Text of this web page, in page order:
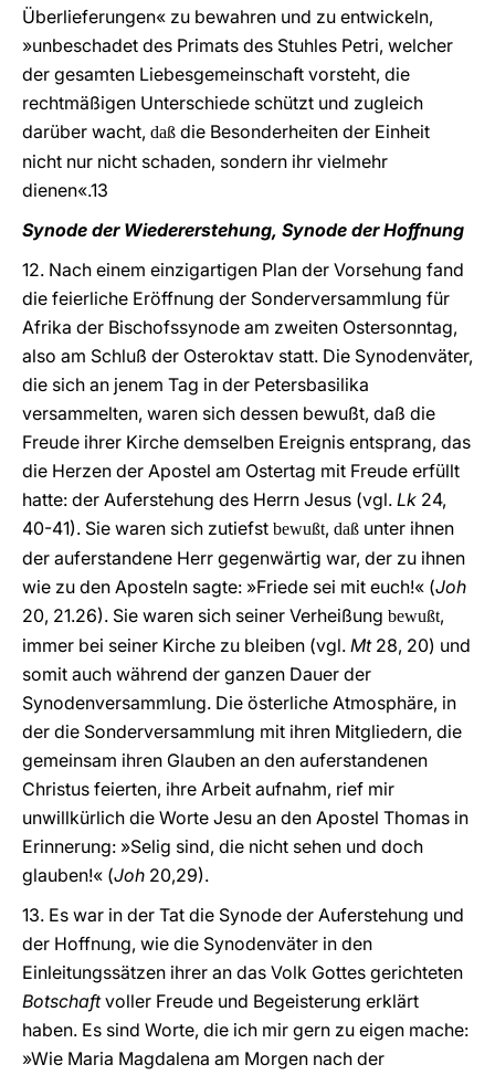
Überlieferungen« zu bewahren und zu entwickeln,
»unbeschadet des Primats des Stuhles Petri, welcher
der gesamten Liebesgemeinschaft vorsteht, die
rechtmäßigen Unterschiede schützt und zugleich
darüber wacht, daß die Besonderheiten der Einheit
nicht nur nicht schaden, sondern ihr vielmehr
dienen«.13
Synode der Wiedererstehung, Synode der Hoffnung
12. Nach einem einzigartigen Plan der Vorsehung fand
die feierliche Eröffnung der Sonderversammlung für
Afrika der Bischofssynode am zweiten Ostersonntag,
also am Schluß der Osteroktav statt. Die Synodenväter,
die sich an jenem Tag in der Petersbasilika
versammelten, waren sich dessen bewußt, daß die
Freude ihrer Kirche demselben Ereignis entsprang, das
die Herzen der Apostel am Ostertag mit Freude erfüllt
hatte: der Auferstehung des Herrn Jesus (vgl. Lk 24,
40-41). Sie waren sich zutiefst bewußt, daß unter ihnen
der auferstandene Herr gegenwärtig war, der zu ihnen
wie zu den Aposteln sagte: »Friede sei mit euch!« (Joh
20, 21.26). Sie waren sich seiner Verheißung bewußt,
immer bei seiner Kirche zu bleiben (vgl. Mt28, 20) und
somit auch während der ganzen Dauer der
Synodenversammlung. Die österliche Atmosphäre, in
der die Sonderversammlung mit ihren Mitgliedern, die
gemeinsam ihren Glauben an den auferstandenen
Christus feierten, ihre Arbeit aufnahm, rief mir
unwillkürlich die Worte Jesu an den Apostel Thomas in
Erinnerung: »Selig sind, die nicht sehen und doch
glauben!« (Joh 20,29).
13. Es war in der Tat die Synode der Auferstehung und
der Hoffnung, wie die Synodenväter in den
Einleitungssätzen ihrer an das Volk Gottes gerichteten
Botschaftvoller Freude und Begeisterung erklärt
haben. Es sind Worte, die ich mir gern zu eigen mache:
»Wie Maria Magdalena am Morgen nach der